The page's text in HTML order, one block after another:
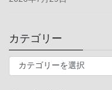
カテゴリー
テ